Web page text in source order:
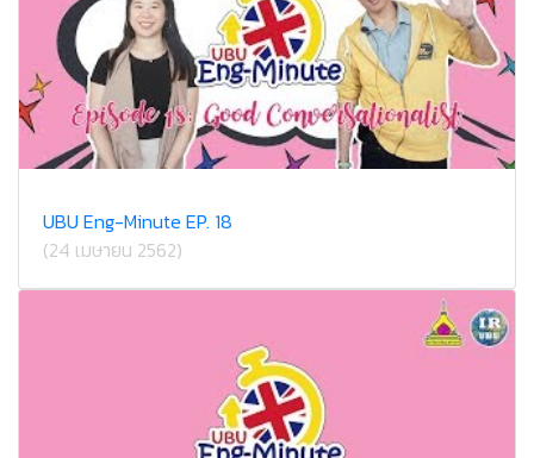
UBU Eng-Minute EP. 18
(24 เมษายน 2562)